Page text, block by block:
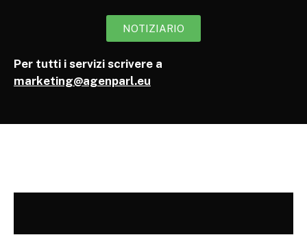
NOTIZIARIO
Per tutti i servizi scrivere a
marketing@agenparl.eu